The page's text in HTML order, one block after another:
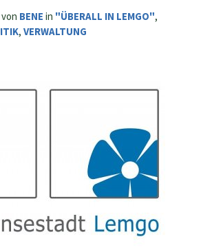
von BENE in "ÜBERALL IN LEMGO",
, VERWALTUNG